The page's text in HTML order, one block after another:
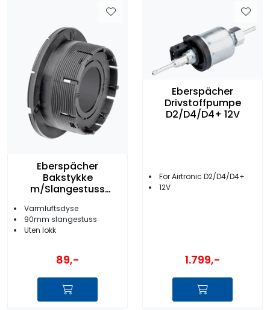
Eberspächer
Bakstykke
m/Slangestuss
Varmluftsdyse
90mm slangestuss
Uten lokk
89,-
Eberspächer
Drivstoffpumpe
D2/D4/D4+ 12V
For Airtronic D2/D4/D4+
12V
1.799,-